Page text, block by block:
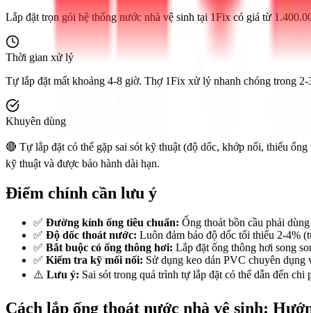
Lắp đặt trọn gói hệ thống nước nhà vệ sinh tại 1Fix có giá từ
Thời gian xử lý
Tự lắp đặt mất khoảng 4-8 giờ. Thợ 1Fix xử lý nhanh chóng trong 2-
Khuyên dùng
🔴 Tự lắp đặt có thể gặp sai sót kỹ thuật (độ dốc, khớp nối, thiếu
kỹ thuật và được bảo hành dài hạn.
Điểm chính cần lưu ý
✅ Đường kính ống tiêu chuẩn: Ống thoát bồn cầu phải
✅ Độ dốc thoát nước: Luôn đảm bảo độ dốc tối thiểu 2-4%
✅ Bắt buộc có ống thông hơi: Lắp đặt ống thông hơi song
✅ Kiểm tra kỹ mối nối: Sử dụng keo dán PVC chuyên dụng
⚠️ Lưu ý: Sai sót trong quá trình tự lắp đặt có thể dẫn đến
Cách lắp ống thoát nước nhà vệ sinh: